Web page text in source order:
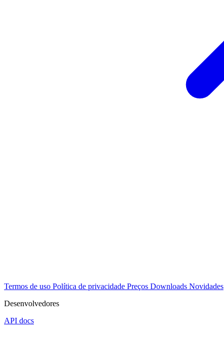
Termos de uso Política de privacidade Preços Downloads Novidades
Desenvolvedores
API docs